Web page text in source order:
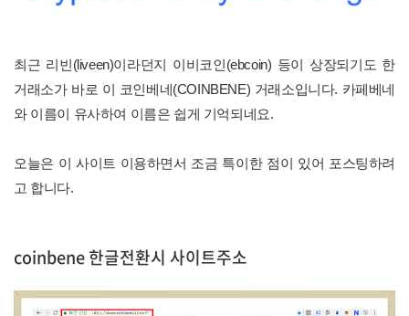
최근 리빈(liveen)이라던지 이비코인(ebcoin) 등이 상장되기도 한
거래소가 바로 이 코인베네(COINBENE) 거래소입니다. 카페베네
와 이름이 유사하여 이름은 쉽게 기억되네요.
오늘은 이 사이트 이용하면서 조금 특이한 점이 있어 포스팅하려
고 합니다.
coinbene 한글전환시 사이트주소